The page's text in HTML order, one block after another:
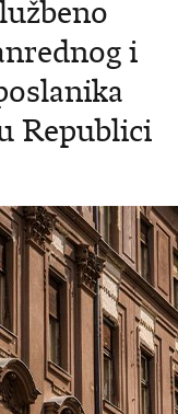
i
Republici